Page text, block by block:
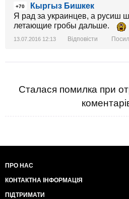
+70
Кыргыз Бишкек
Я рад за украинцев, а русиш
летающие гробы дальше.
13.07.2016 12:13 Відповісти
Сталася помилка при
ПРО НАС
КОНТАКТНА ІНФОРМАЦІЯ
ПІДТРИМАТИ